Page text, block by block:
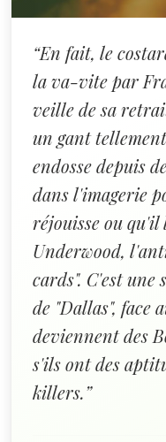
“En fait, le
la va-vite par
veille de sa
un gant
endosse depuis
dans l'imagerie
réjouisse ou qu'il
Underwood,
cards". C'est une
de "Dallas", face
deviennent des
s'ils ont des
killers.”